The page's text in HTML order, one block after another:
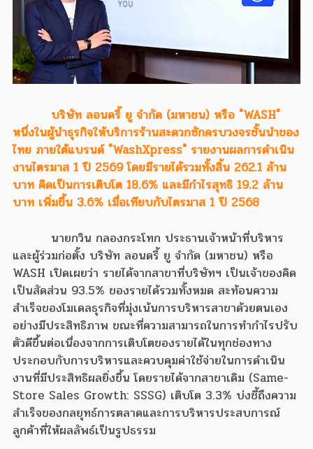
บริษัท ลอนดรี้ ยู จำกัด (มหาชน) หรือ "WASH"
หนึ่งในผู้นำธุรกิจให้บริการร้านสะดวกซักครบวงจรชั้นนำของ
ไทย ภายใต้แบรนด์ "WashXpress" รายงานผลการดำเนิน
งานไตรมาส 1 ปี 2569 โดยมีรายได้รวมทั้งสิ้น 262.1 ล้าน
บาท คิดเป็นการเติบโต 18.6% และมีกำไรสุทธิ 19.2 ล้าน
บาท เพิ่มขึ้น 3.6% เมื่อเทียบกับไตรมาส 1 ปี 2568
นายกวิน กลองกระโทก ประธานเจ้าหน้าที่บริหาร
และผู้ร่วมก่อตั้ง บริษัท ลอนดรี้ ยู จำกัด (มหาชน) หรือ
WASH เปิดเผยว่า รายได้จากสาขาที่บริษัทฯ เป็นเจ้าของคิด
เป็นสัดส่วน 93.5% ของรายได้รวมทั้งหมด สะท้อนความ
สำเร็จของโมเดลธุรกิจที่มุ่งเน้นการบริหารสาขาด้วยตนเอง
อย่างมีประสิทธิภาพ ขณะที่ความสามารถในการทำกำไรปรับ
ตัวดีขึ้นต่อเนื่องจากการเติบโตของรายได้ในทุกช่องทาง
ประกอบกับการบริหารและควบคุมค่าใช้จ่ายในการดำเนิน
งานที่มีประสิทธิผลยิ่งขึ้น โดยรายได้จากสาขาเดิม (Same-
Store Sales Growth: SSSG) เติบโต 3.3% บ่งชี้ถึงความ
สำเร็จของกลยุทธ์การตลาดและการบริหารประสบการณ์
ลูกค้าที่ให้ผลลัพธ์เป็นรูปธรรม